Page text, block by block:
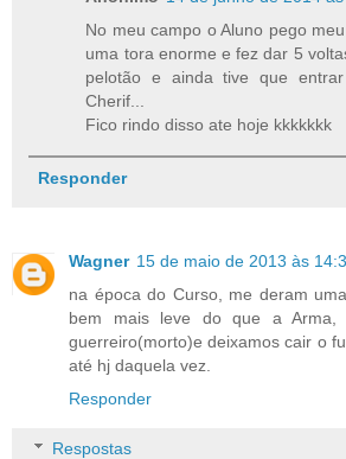
No meu campo o Aluno pego
uma tora enorme e fez dar 5
pelotão e ainda tive que
Cherif...
Fico rindo disso ate hoje kkkkkkk
Responder
Wagner 15 de maio de 2013 às
na época do Curso, me deram
bem mais leve do que a Arma,
guerreiro(morto)e deixamos cair o
até hj daquela vez.
Responder
Respostas